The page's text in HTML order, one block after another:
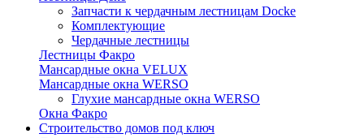
Запчасти к чердачным лестницам Docke
Комплектующие
Чердачные лестницы
Лестницы Факро
Мансардные окна VELUX
Мансардные окна WERSO
Глухие мансардные окна WERSO
Окна Факро
Строительство домов под ключ